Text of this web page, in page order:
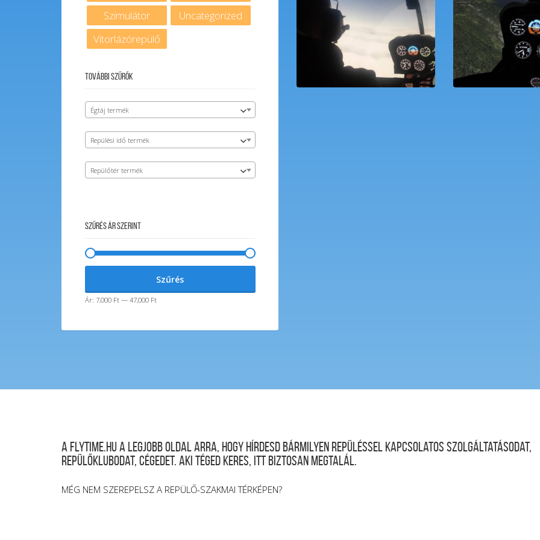
Szimulátor
Uncategorized
Vitorlázórepülő
További szűrők
Égtáj termék
Repülési idő termék
Repülőtér termék
Szűrés ár szerint
Szűrés
Ár: 7,000 Ft— 47,000 Ft
Pilóta Jogosítás
15,000
szimulátor
7,000
A FLYTIME.HU a legjobb oldal arra, hogy hírdesd bármilyen repüléssel kapcsolatos szolgáltatásodat,
repülőklubodat, cégedet. Aki téged keres, itt biztosan megtalál.
MÉG NEM SZEREPELSZ A REPÜLŐ-SZAKMAI TÉRKÉPEN?